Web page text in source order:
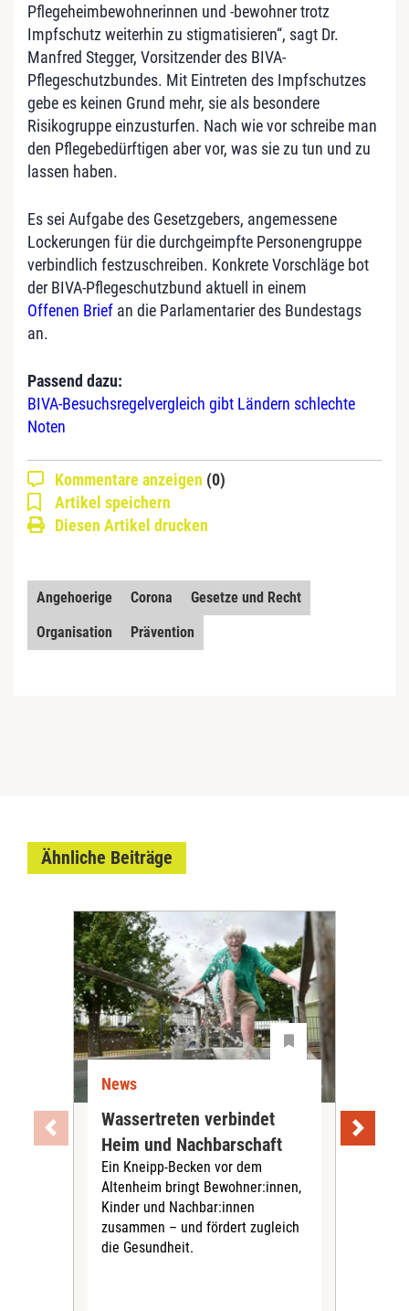
Pflegeheimbewohnerinnen und -bewohner trotz
Impfschutz weiterhin zu stigmatisieren“, sagt Dr.
Manfred Stegger, Vorsitzender des BIVA-
Pflegeschutzbundes. Mit Eintreten des Impfschutzes
gebe es keinen Grund mehr, sie als besondere
Risikogruppe einzusturfen. Nach wie vor schreibe man
den Pflegebedürftigen aber vor, was sie zu tun und zu
lassen haben.
Es sei Aufgabe des Gesetzgebers, angemessene
Lockerungen für die durchgeimpfte Personengruppe
verbindlich festzuschreiben. Konkrete Vorschläge bot
der BIVA-Pflegeschutzbund aktuell in einem
Offenen Brief an die Parlamentarier des Bundestags
an.
Passend dazu:
BIVA-Besuchsregelvergleich gibt Ländern schlechte
Noten
Kommentare anzeigen (0)
Artikel speichern
Diesen Artikel drucken
Angehoerige Corona
Gesetze und Recht
Organisation
Prävention
Ähnliche Beiträge
News
Wassertreten verbindet
Heim und Nachbarschaft
Ein Kneipp-Becken vor dem
Altenheim bringt Bewohner:innen,
Kinder und Nachbar:innen
zusammen – und fördert zugleich
die Gesundheit.